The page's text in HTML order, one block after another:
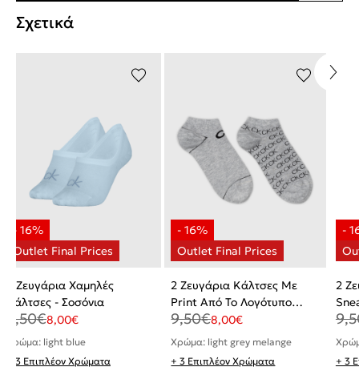
Σχετικά
2 Ζευγάρια Χαμηλές
Κάλτσες - Σοσόνια
9,50€8,00€
Χρώμα: light blue
+ 3 Επιπλέον Χρώματα
2 Ζευγάρια Κάλτσες Με
Print Από Το Λογότυπο
Calvin Klein
9,50€8,00€
Χρώμα: light grey melange
+ 3 Επιπλέον Χρώματα
2
+ 3